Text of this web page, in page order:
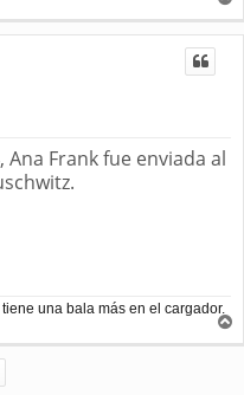
r
r
Ana Frank fue enviada al
una bala más en el cargador.
r